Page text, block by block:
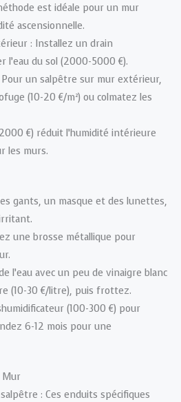
est idéale pour un mur
ascensionnelle.
: Installez un drain
l’eau du sol (2000-5000 €).
un salpêtre sur mur extérieur,
(10-20 €/m²) ou colmatez les
€) réduit l’humidité intérieure
les murs.
gants, un masque et des lunettes,
une brosse métallique pour
l’eau avec un peu de vinaigre blanc
(10-30 €/litre), puis frottez.
(100-300 €) pour
6-12 mois pour une
Mur
: Ces enduits spécifiques